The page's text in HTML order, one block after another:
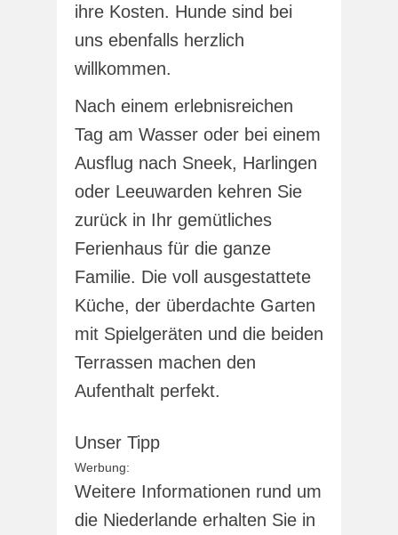
ihre Kosten. Hunde sind bei
uns ebenfalls herzlich
willkommen.
Nach einem erlebnisreichen
Tag am Wasser oder bei einem
Ausflug nach Sneek, Harlingen
oder Leeuwarden kehren Sie
zurück in Ihr gemütliches
Ferienhaus für die ganze
Familie. Die voll ausgestattete
Küche, der überdachte Garten
mit Spielgeräten und die beiden
Terrassen machen den
Aufenthalt perfekt.
Unser Tipp
Werbung:
Weitere Informationen rund um
die Niederlande erhalten Sie in